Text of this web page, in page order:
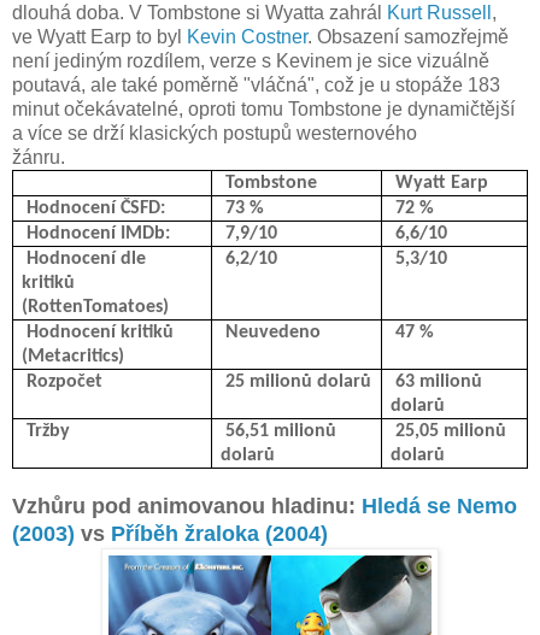
dlouhá doba. V Tombstone si Wyatta zahrál
Kurt Russell ,
ve Wyatt Earp to byl Kevin Costner. Obsazení samozřejmě
není jediným rozdílem, verze s Kevinem je sice vizuálně
poutavá, ale také poměrně "vláčná", což je u stopáže 183
minut očekávatelné, oproti tomu Tombstone je dynamičtější
a více se drží klasických postupů westernového
žánru.
Tombstone
Wyatt Earp
Hodnocení ČSFD:
73 %
72 %
Hodnocení IMDb:
7,9/10
6,6/10
Hodnocení dle
kritiků
(RottenTomatoes)
6,2/10 5,3/10
Hodnocení kritiků
(Metacritics)
Neuvedeno 47 %
Rozpočet 25 milionů dolarů
63 milionů
dolarů
Tržby
56,51 milionů
dolarů
25,05 milionů
dolarů
Vzhůru pod animovanou hladinu: Hledá se Nemo
(2003) vs Příběh žraloka (2004)